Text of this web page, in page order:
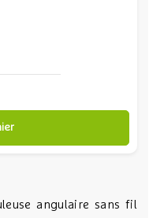
angulaire sans fil